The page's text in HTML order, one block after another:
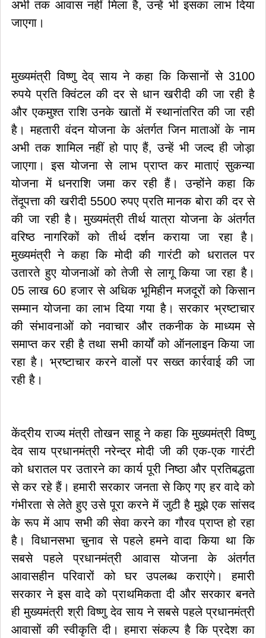
अभी तक आवास नहीं मिला है, उन्हें भी इसका लाभ दिया
जाएगा।
मुख्यमंत्री विष्णु देव् साय ने कहा कि किसानों से 3100
रुपये प्रति क्विंटल की दर से धान खरीदी की जा रही है
और एकमुश्त राशि उनके खातों में स्थानांतरित की जा रही
है। महतारी वंदन योजना के अंतर्गत जिन माताओं के नाम
अभी तक शामिल नहीं हो पाए हैं, उन्हें भी जल्द ही जोड़ा
जाएगा। इस योजना से लाभ प्राप्त कर माताएं सुकन्या
योजना में धनराशि जमा कर रही हैं। उन्होंने कहा कि
तेंदूपत्ता की खरीदी 5500 रुपए प्रति मानक बोरा की दर से
की जा रही है। मुख्यमंत्री तीर्थ यात्रा योजना के अंतर्गत
वरिष्ठ नागरिकों को तीर्थ दर्शन कराया जा रहा है।
मुख्यमंत्री ने कहा कि मोदी की गारंटी को धरातल पर
उतारते हुए योजनाओं को तेजी से लागू किया जा रहा है।
05 लाख 60 हजार से अधिक भूमिहीन मजदूरों को किसान
सम्मान योजना का लाभ दिया गया है। सरकार भ्रष्टाचार
की संभावनाओं को नवाचार और तकनीक के माध्यम से
समाप्त कर रही है तथा सभी कार्यों को ऑनलाइन किया जा
रहा है। भ्रष्टाचार करने वालों पर सख्त कार्रवाई की जा
रही है।
केंद्रीय राज्य मंत्री तोखन साहू ने कहा कि मुख्यमंत्री विष्णु
देव साय प्रधानमंत्री नरेन्द्र मोदी जी की एक-एक गारंटी
को धरातल पर उतारने का कार्य पूरी निष्ठा और प्रतिबद्धता
से कर रहे हैं। हमारी सरकार जनता से किए गए हर वादे को
गंभीरता से लेते हुए उसे पूरा करने में जुटी है मुझे एक सांसद
के रूप में आप सभी की सेवा करने का गौरव प्राप्त हो रहा
है। विधानसभा चुनाव से पहले हमने वादा किया था कि
सबसे पहले प्रधानमंत्री आवास योजना के अंतर्गत
आवासहीन परिवारों को घर उपलब्ध कराएंगे। हमारी
सरकार ने इस वादे को प्राथमिकता दी और सरकार बनते
ही मुख्यमंत्री श्री विष्णु देव साय ने सबसे पहले प्रधानमंत्री
आवासों की स्वीकृति दी। हमारा संकल्प है कि प्रदेश का